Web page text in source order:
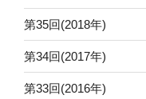
第35回(2018年)
第34回(2017年)
第33回(2016年)